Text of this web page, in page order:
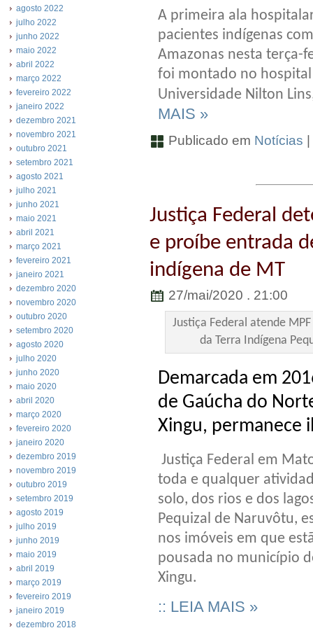
agosto 2022
julho 2022
junho 2022
maio 2022
abril 2022
março 2022
fevereiro 2022
janeiro 2022
dezembro 2021
novembro 2021
outubro 2021
setembro 2021
agosto 2021
julho 2021
junho 2021
maio 2021
abril 2021
março 2021
fevereiro 2021
janeiro 2021
dezembro 2020
novembro 2020
outubro 2020
setembro 2020
agosto 2020
julho 2020
junho 2020
maio 2020
abril 2020
março 2020
fevereiro 2020
janeiro 2020
dezembro 2019
novembro 2019
outubro 2019
setembro 2019
agosto 2019
julho 2019
junho 2019
maio 2019
abril 2019
março 2019
fevereiro 2019
janeiro 2019
dezembro 2018
A primeira ala
pacientes indígenas
Amazonas nesta terça-
foi montado no hospital
Universidade Nilton
MAIS »
Publicado em Notícias |
Justiça Federal
e proíbe entrada
indígena de MT
27/mai/2020 . 21:00
Justiça Federal atende
da Terra Indígena
Demarcada em
de Gaúcha do
Xingu, permanece
Justiça Federal em
toda e qualquer
solo, dos rios e dos
Pequizal de Naruvôtu,
nos imóveis em que
pousada no município
Xingu.
:: LEIA MAIS »